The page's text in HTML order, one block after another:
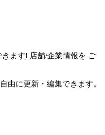
きます! 店舗/企業情報を ご
由に更新・編集できます。